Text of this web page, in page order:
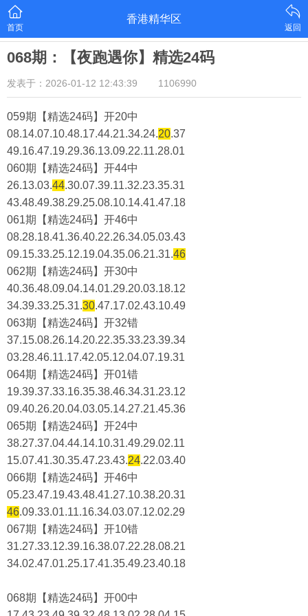
首页
香港精华区
返回
068期：【夜跑遇你】精选24码
发表于：2026-01-12 12:43:39 1106990
059期【精选24码】开20中
08.14.07.10.48.17.44.21.34.24.20.37
49.16.47.19.29.36.13.09.22.11.28.01
060期【精选24码】开44中
26.13.03.44.30.07.39.11.32.23.35.31
43.48.49.38.29.25.08.10.14.41.47.18
061期【精选24码】开46中
08.28.18.41.36.40.22.26.34.05.03.43
09.15.33.25.12.19.04.35.06.21.31.46
062期【精选24码】开30中
40.36.48.09.04.14.01.29.20.03.18.12
34.39.33.25.31.30.47.17.02.43.10.49
063期【精选24码】开32错
37.15.08.26.14.20.22.35.33.23.39.34
03.28.46.11.17.42.05.12.04.07.19.31
064期【精选24码】开01错
19.39.37.33.16.35.38.46.34.31.23.12
09.40.26.20.04.03.05.14.27.21.45.36
065期【精选24码】开24中
38.27.37.04.44.14.10.31.49.29.02.11
15.07.41.30.35.47.23.43.24.22.03.40
066期【精选24码】开46中
05.23.47.19.43.48.41.27.10.38.20.31
46.09.33.01.11.16.34.03.07.12.02.29
067期【精选24码】开10错
31.27.33.12.39.16.38.07.22.28.08.21
34.02.47.01.25.17.41.35.49.23.40.18
068期【精选24码】开00中